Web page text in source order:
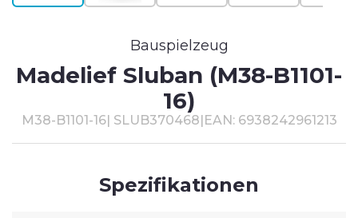
Bauspielzeug
Madelief Sluban (M38-B1101-
16)
M38-B1101-16| SLUB370468|EAN: 6938242961213
Spezifikationen